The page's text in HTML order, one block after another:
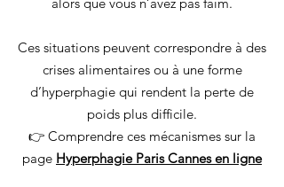
Ces situations peuvent correspondre à des
crises alimentaires ou à une forme
d’hyperphagie qui rendent la perte de
poids plus difficile.
👉 Comprendre ces mécanismes sur la
page Hyperphagie Paris Cannes en ligne